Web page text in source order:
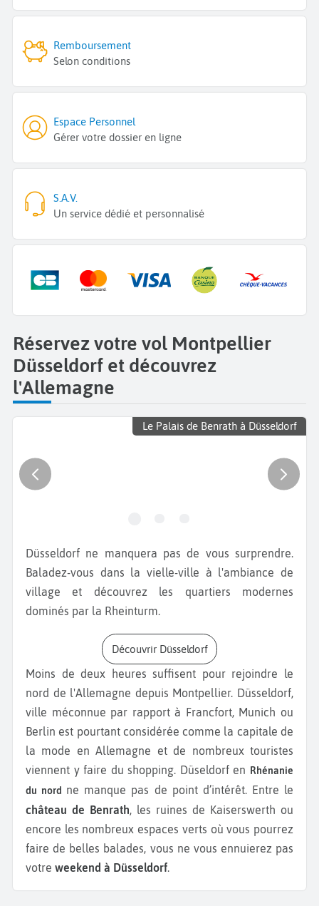
Remboursement
Selon conditions
Espace Personnel
Gérer votre dossier en ligne
S.A.V.
Un service dédié et personnalisé
Réservez votre vol Montpellier
Düsseldorf et découvrez
l'Allemagne
Le Palais de Benrath à Düsseldorf
Düsseldorf ne manquera pas de vous surprendre.
Baladez-vous dans la vielle-ville à l'ambiance de
village et découvrez les quartiers modernes
dominés par la Rheinturm.
Découvrir Düsseldorf
Moins de deux heures suffisent pour rejoindre le
nord de l'Allemagne depuis Montpellier. Düsseldorf,
ville méconnue par rapport à Francfort, Munich ou
Berlin est pourtant considérée comme la capitale de
la mode en Allemagne et de nombreux touristes
viennent y faire du shopping. Düseldorf en Rhénanie
du nord ne manque pas de point d’intérêt. Entre le
château de Benrath, les ruines de Kaiserswerth ou
encore les nombreux espaces verts où vous pourrez
faire de belles balades, vous ne vous ennuierez pas
votre weekend à Düsseldorf.